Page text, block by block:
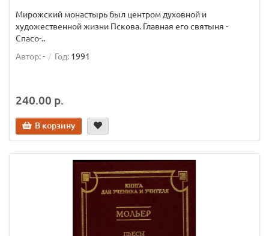
Мирожский монастырь был центром духовной и
художественной жизни Пскова. Главная его святыня -
Спасо-..
Автор:- Год: 1991
240.00 р.
В корзину